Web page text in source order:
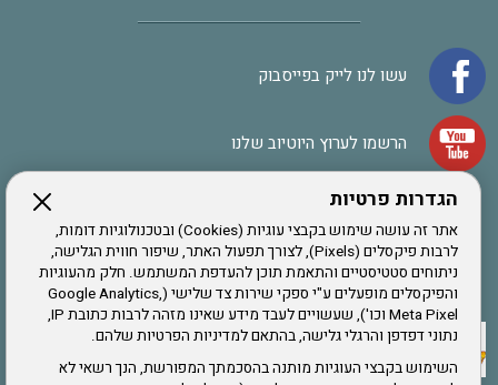
הגדרות פרטיות
אתר זה עושה שימוש בקבצי עוגיות (Cookies) ובטכנולוגיות דומות,
לרבות פיקסלים (Pixels), לצורך תפעול האתר, שיפור חווית הגלישה,
ניתוחים סטטיסטיים והתאמת תוכן להעדפת המשתמש. חלק מהעוגיות
והפיקסלים מופעלים ע"י ספקי שירות צד שלישי (Google Analytics,
Meta Pixel וכו'), שעשויים לעבד מידע שאינו מזהה לרבות כתובת IP,
נתוני דפדפן והרגלי גלישה, בהתאם למדיניות הפרטיות שלהם.
השימוש בקבצי העוגיות מותנה בהסכמתך המפורשת, הנך רשאי לא
עשו לנו לייק בפייסבוק
הרשמו לערוץ היוטיוב שלנו
אתר צה"ל
תקנון האתר